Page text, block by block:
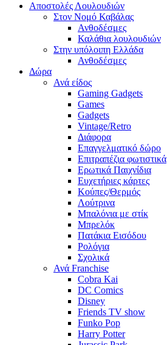
Αποστολές Λουλουδιών
Στον Νομό Καβάλας
Ανθοδέσμες
Καλάθια λουλουδιών
Στην υπόλοιπη Ελλάδα
Ανθοδέσμες
Δώρα
Ανά είδος
Gaming Gadgets
Games
Gadgets
Vintage/Retro
Διάφορα
Επαγγελματικό δώρο
Επιτραπέζια φωτιστικά
Ερωτικά Παιχνίδια
Ευχετήριες κάρτες
Κούπες/Θερμός
Λούτρινα
Μπαλόνια με στίκ
Μπρελόκ
Πατάκια Εισόδου
Ρολόγια
Σχολικά
Ανά Franchise
Cobra Kai
DC Comics
Disney
Friends TV show
Funko Pop
Harry Potter